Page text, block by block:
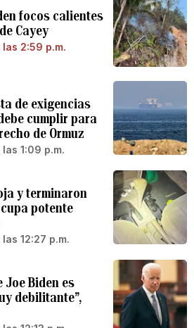
focos calientes
Cayey
2:59 p.m.
de exigencias
cumplir para
de Ormuz
1:09 p.m.
y terminaron
potente
12:27 p.m.
Joe Biden es
debilitante”,